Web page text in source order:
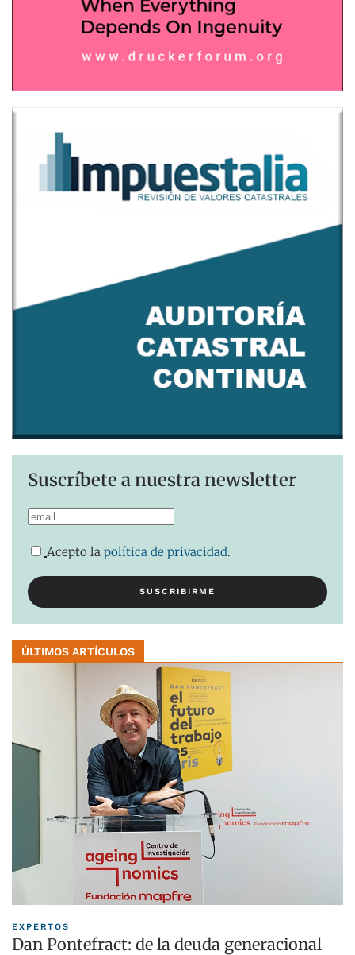
Suscríbete a nuestra newsletter
Acepto la política de privacidad.
ÚLTIMOS ARTÍCULOS
EXPERTOS
Dan Pontefract: de la deuda generacional